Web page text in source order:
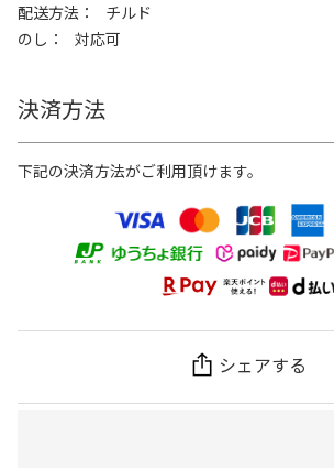
配送方法
チルド
のし
対応可
決済方法
下記の決済方法がご利用頂けます。
シェアする